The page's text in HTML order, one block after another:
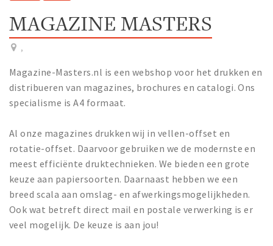
Travel
Sports & leisure
Magazine
Columns
Hello Zuidas Articles
About Hello Zuidas
Programme
Membership
Contact
MAGAZINE MASTERS
,
Magazine-Masters.nl is een webshop voor het drukken en
distribueren van magazines, brochures en catalogi. Ons
specialisme is A4 formaat.
Al onze magazines drukken wij in vellen-offset en
rotatie-offset. Daarvoor gebruiken we de modernste en
meest efficiënte druktechnieken. We bieden een grote
keuze aan papiersoorten. Daarnaast hebben we een
breed scala aan omslag- en afwerkingsmogelijkheden.
Ook wat betreft direct mail en postale verwerking is er
veel mogelijk. De keuze is aan jou!